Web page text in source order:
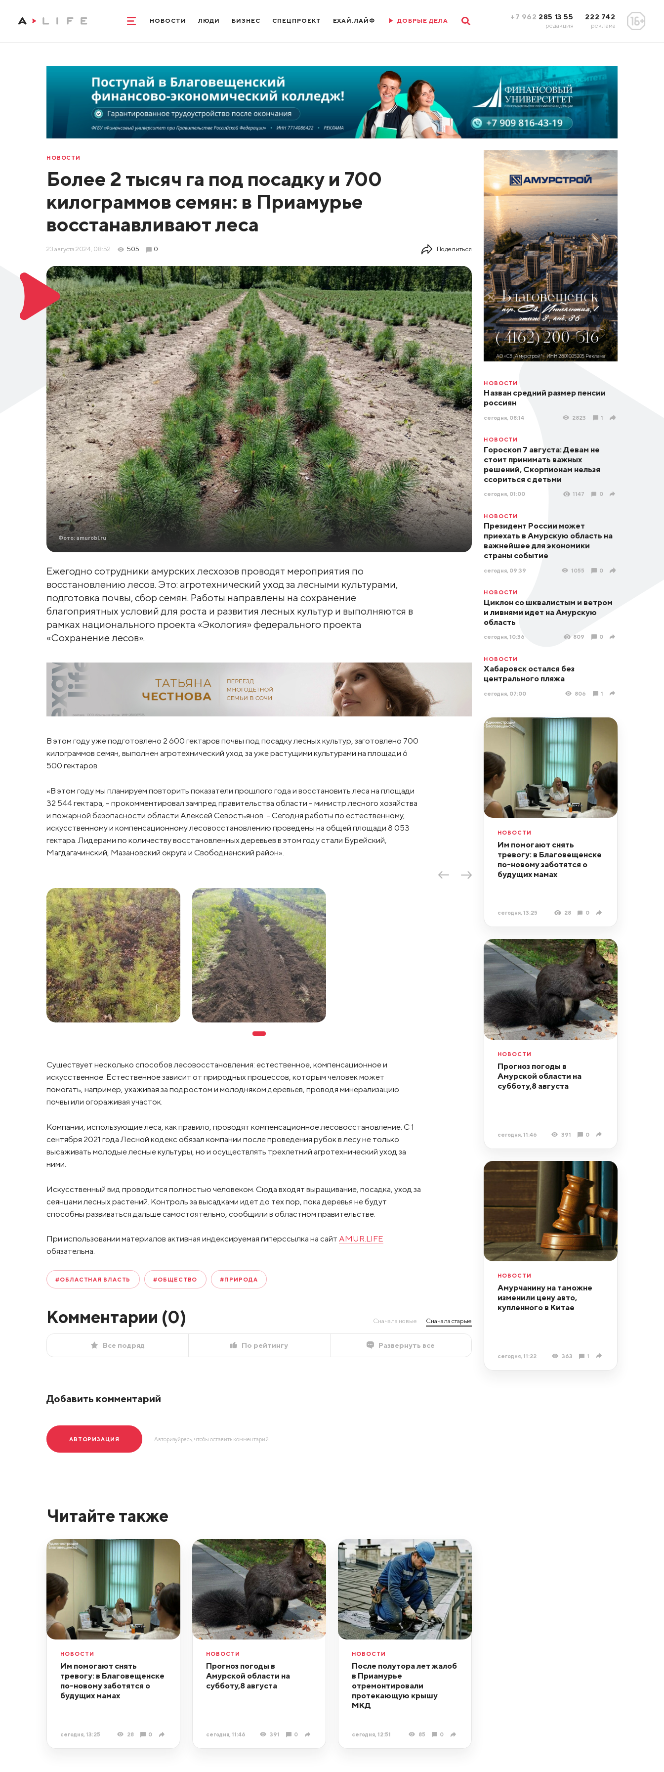
НОВОСТИ ЛЮДИ БИЗНЕС СПЕЦПРОЕКТ ЕХАЙ.ЛАЙФ ДОБРЫЕ ДЕЛА +7 962 285 13 55
редакция
222 742
реклама
НОВОСТИ
Более 2 тысяч га под посадку и 700
килограммов семян: в Приамурье
восстанавливают леса
23 августа 2024, 08:52 505 0 Поделиться
Фото: amurobl.ru
Ежегодно сотрудники амурских лесхозов проводят мероприятия по
восстановлению лесов. Это: агротехнический уход за лесными культурами,
подготовка почвы, сбор семян. Работы направлены на сохранение
благоприятных условий для роста и развития лесных культур и выполняются в
рамках национального проекта «Экология» федерального проекта
«Сохранение лесов».
В этом году уже подготовлено 2 600 гектаров почвы под посадку лесных культур, заготовлено 700
килограммов семян, выполнен агротехнический уход за уже растущими культурами на площади 6
500 гектаров.
«В этом году мы планируем повторить показатели прошлого года и восстановить леса на площади
32 544 гектара, – прокомментировал зампред правительства области – министр лесного хозяйства
и пожарной безопасности области Алексей Севостьянов. – Сегодня работы по естественному,
искусственному и компенсационному лесовосстановлению проведены на общей площади 8 053
гектара. Лидерами по количеству восстановленных деревьев в этом году стали Бурейский,
Магдагачинский, Мазановский округа и Свободненский район».
Существует несколько способов лесовосстановления: естественное, компенсационное и
искусственное. Естественное зависит от природных процессов, которым человек может
помогать, например, ухаживая за подростом и молодняком деревьев, проводя минерализацию
почвы или огораживая участок.
Компании, использующие леса, как правило, проводят компенсационное лесовосстановление. С 1
сентября 2021 года Лесной кодекс обязал компании после проведения рубок в лесу не только
высаживать молодые лесные культуры, но и осуществлять трехлетний агротехнический уход за
ними.
Искусственный вид проводится полностью человеком. Сюда входят выращивание, посадка, уход за
сеянцами лесных растений. Контроль за высадками идет до тех пор, пока деревья не будут
способны развиваться дальше самостоятельно, сообщили в областном правительстве.
При использовании материалов активная индексируемая гиперссылка на сайт AMUR.LIFE
обязательна.
#ОБЛАСТНАЯ ВЛАСТЬ #ОБЩЕСТВО #ПРИРОДА
Комментарии (0) Сначала новые Сначала старые
Все подряд По рейтингу Развернуть все
Добавить комментарий
АВТОРИЗАЦИЯ Авторизуйресь, чтобы оставить комментарий.
НОВОСТИ
Назван средний размер пенсии
россиян
сегодня, 08:14 2823 1
НОВОСТИ
Гороскоп 7 августа: Девам не
стоит принимать важных
решений, Скорпионам нельзя
ссориться с детьми
сегодня, 01:00 1147 0
НОВОСТИ
Президент России может
приехать в Амурскую область на
важнейшее для экономики
страны событие
сегодня, 09:39 1055 0
НОВОСТИ
Циклон со шквалистым и ветром
и ливнями идет на Амурскую
область
сегодня, 10:36 809 0
НОВОСТИ
Хабаровск остался без
центрального пляжа
сегодня, 07:00 806 1
НОВОСТИ
Им помогают снять
тревогу: в Благовещенске
по-новому заботятся о
будущих мамах
сегодня, 13:25 28 0
НОВОСТИ
Прогноз погоды в
Амурской области на
субботу,8 августа
сегодня, 11:46 391 0
НОВОСТИ
Амурчанину на таможне
изменили цену авто,
купленного в Китае
сегодня, 11:22 363 1
Читайте также
НОВОСТИ
Им помогают снять
тревогу: в Благовещенске
по-новому заботятся о
будущих мамах
сегодня, 13:25 28 0
НОВОСТИ
Прогноз погоды в
Амурской области на
субботу,8 августа
сегодня, 11:46 391 0
НОВОСТИ
После полутора лет жалоб
в Приамурье
отремонтировали
протекающую крышу
МКД
сегодня, 12:51 85 0